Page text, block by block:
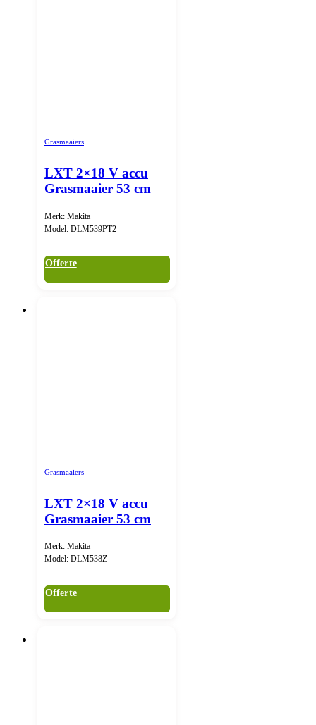
Grasmaaiers
LXT 2×18 V accu
Grasmaaier 53 cm
Merk: Makita
Model: DLM539PT2
Offerte
Grasmaaiers
LXT 2×18 V accu
Grasmaaier 53 cm
Merk: Makita
Model: DLM538Z
Offerte